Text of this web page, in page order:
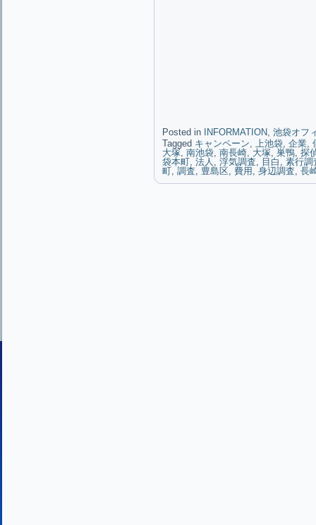
Posted in INFORMATION, 池袋オフ
Tagged キャンペーン, 上池袋, 企業,
大塚, 南池袋, 南長崎, 大塚, 巣鴨, 探
袋本町, 法人 , 浮気調査, 目白 , 素行調
町, 調査, 豊島区, 費用 , 身辺調査, 長